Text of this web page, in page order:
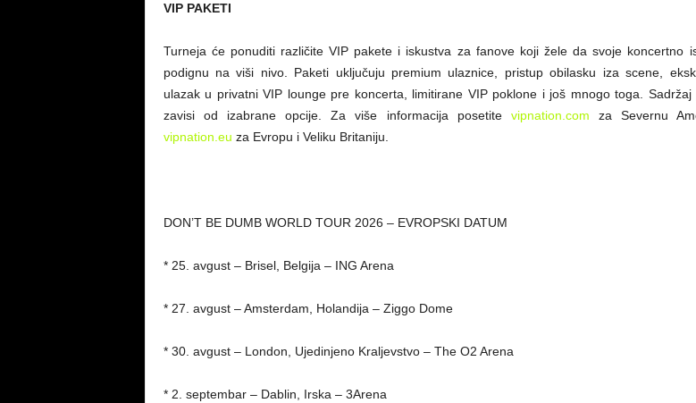
VIP PAKETI
Turneja će ponuditi različite VIP pakete i iskustva za fanove koji žele da svoje koncertno
podignu na viši nivo. Paketi uključuju premium ulaznice, pristup obilasku iza scene,
ulazak u privatni VIP lounge pre koncerta, limitirane VIP poklone i još mnogo toga. Sadržaj
zavisi od izabrane opcije. Za više informacija posetite vipnation.com za Severnu
vipnation.eu za Evropu i Veliku Britaniju.
DON’T BE DUMB WORLD TOUR 2026 – EVROPSKI DATUM
* 25. avgust – Brisel, Belgija – ING Arena
* 27. avgust – Amsterdam, Holandija – Ziggo Dome
* 30. avgust – London, Ujedinjeno Kraljevstvo – The O2 Arena
* 2. septembar – Dablin, Irska – 3Arena